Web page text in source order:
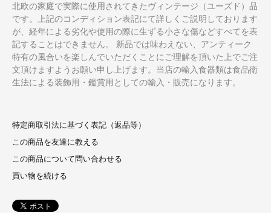
北欧の家庭で実際に使用されてきたヴィンテージ（ユーズド）品
です。上記のコンディション表記にて詳しくご説明しております
が、経年による劣化や使用の際に生ずる小さな傷などすべてを表
記することはできません。 新品では味わえない、アンティーク
特有の風合いを楽しんでいただくことにご理解を頂いた上でご注
文頂けますようお願い申し上げます。当店の輸入食器類は食品衛
生法による装飾用・鑑賞用としての輸入・販売になります。
特定商取引法に基づく表記（返品等）
この商品を友達に教える
この商品について問い合わせる
買い物を続ける